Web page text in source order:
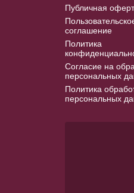
Публичная
соглашение
Политика
Согласие на
персональных
Политика
персональных